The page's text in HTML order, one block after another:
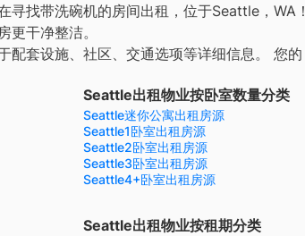
找带洗碗机的房间出租，位于Seattle，WA！
干净整洁。
套设施、社区、交通选项等详细信息。
您的
Seattle出租物业按卧室数量分类
Seattle迷你公寓出租房源
Seattle1卧室出租房源
Seattle2卧室出租房源
Seattle3卧室出租房源
Seattle4+卧室出租房源
Seattle出租物业按租期分类